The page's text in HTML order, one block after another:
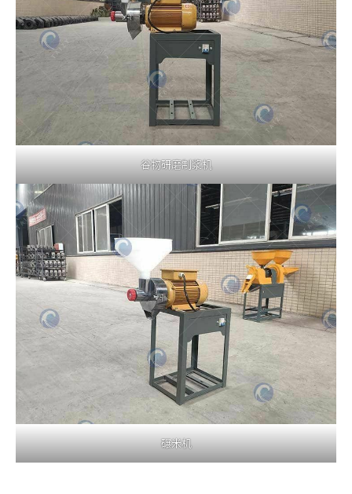
谷物研磨制浆机
碾米机